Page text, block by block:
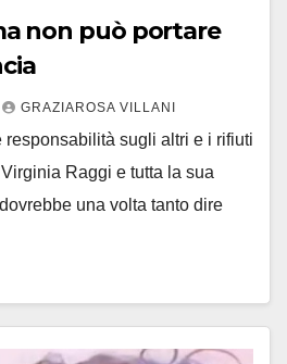
non può portare
GRAZIAROSA VILLANI
responsabilità sugli altri e i rifiuti
Raggi e tutta la sua
una volta tanto dire